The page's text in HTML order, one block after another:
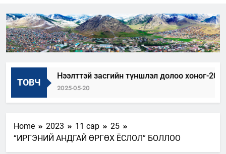
ТОВЧ
Нээлттэй засгийн түншлэл долоо хоног-2025
2025-05-20
Home 2023 11 сар
25
“ИРГЭНИЙ АНДГАЙ ӨРГӨХ ЁСЛОЛ” БОЛЛОО